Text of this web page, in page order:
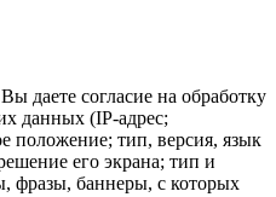
даете согласие на обработку
данных (IP-адрес;
положение; тип, версия, язык
его экрана; тип и
фразы, баннеры, с которых